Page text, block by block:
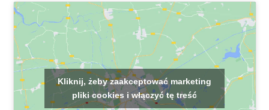
Kliknij, żeby zaakceptować marketing
pliki cookies i włączyć tę treść